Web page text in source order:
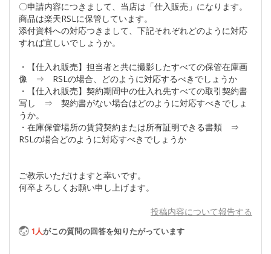
〇申請内容につきまして、当店は「仕入販売」になります。
商品は楽天RSLに保管しています。
添付資料への対応つきまして、下記それぞれどのように対応
すれば宜しいでしょうか。
・【仕入れ販売】担当者と共に撮影したすべての保管在庫画
像 ⇒ RSLの場合、どのように対応するべきでしょうか
・【仕入れ販売】契約期間中の仕入れ先すべての取引契約書
写し ⇒ 契約書がない場合はどのように対応すべきでしょ
うか。
・在庫保管場所の賃貸契約または所有証明できる書類 ⇒
RSLの場合どのように対応すべきでしょうか
ご教示いただけますと幸いです。
何卒よろしくお願い申し上げます。
投稿内容について報告する
1人がこの質問の回答を知りたがっています